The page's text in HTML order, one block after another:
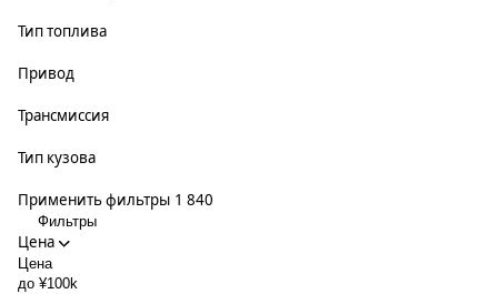
Тип топлива
Привод
Трансмиссия
Тип кузова
Применить фильтры 1 840
Фильтры
Цена
Цена
до ¥100k